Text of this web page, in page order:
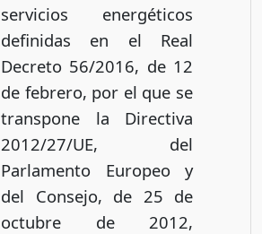
servicios energéticos
definidas en el Real
Decreto 56/2016, de 12
de febrero, por el que se
transpone la Directiva
2012/27/UE, del
Parlamento Europeo y
del Consejo, de 25 de
octubre de 2012,